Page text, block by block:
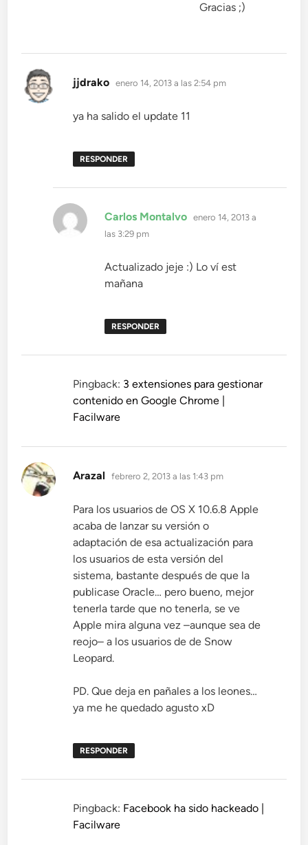
Gracias ;)
jjdrako dice:
enero 14, 2013 a las 2:54 pm
ya ha salido el update 11
RESPONDER
Carlos Montalvo dice:
enero 14, 2013 a
las 3:29 pm
Actualizado jeje :) Lo ví est
mañana
RESPONDER
Pingback: 3 extensiones para gestionar
contenido en Google Chrome |
Facilware
Arazal dice:
febrero 2, 2013 a las 1:43 pm
Para los usuarios de OS X 10.6.8 Apple
acaba de lanzar su versión o
adaptación de esa actualización para
los usuarios de esta versión del
sistema, bastante después de que la
publicase Oracle… pero bueno, mejor
tenerla tarde que no tenerla, se ve
Apple mira alguna vez –aunque sea de
reojo– a los usuarios de de Snow
Leopard.
PD. Que deja en pañales a los leones…
ya me he quedado agusto xD
RESPONDER
Pingback: Facebook ha sido hackeado |
Facilware